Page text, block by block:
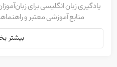
یادگیری زبان انگلیسی برای
منابع آموزشی معتبر و
بیشتر